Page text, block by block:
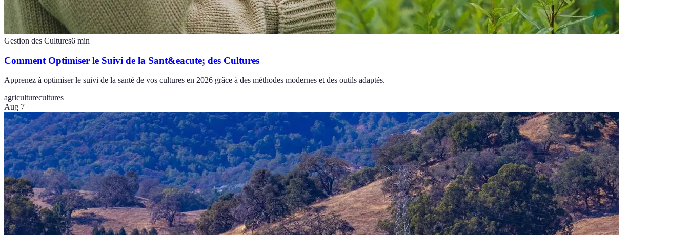
Gestion des Cultures6 min
Comment Optimiser le Suivi de la Sant&eacute; des Cultures
Apprenez à optimiser le suivi de la santé de vos cultures en 2026 grâce à des méthodes modernes et des outils adaptés.
agriculturecultures
Aug 7